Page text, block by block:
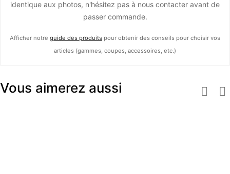
identique aux photos, n'hésitez pas à nous contacter avant de
passer commande.
Afficher notre guide des produits pour obtenir des conseils pour choisir vos
articles (gammes, coupes, accessoires, etc.)
Vous aimerez aussi  